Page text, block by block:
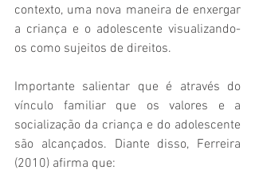
contexto, uma nova maneira de enxergar
a criança e o adolescente visualizando-
os como sujeitos de direitos.
Importante salientar que é através do
vínculo familiar que os valores e a
socialização da criança e do adolescente
são alcançados. Diante disso, Ferreira
(2010) afirma que: